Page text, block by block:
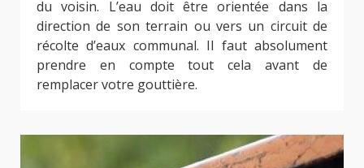
du voisin. L’eau doit être orientée dans la
direction de son terrain ou vers un circuit de
récolte d’eaux communal. Il faut absolument
prendre en compte tout cela avant de
remplacer votre gouttière.